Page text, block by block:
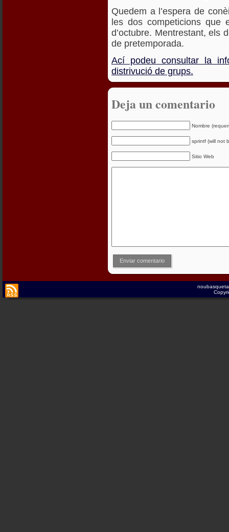
Quedem a l’espera de
les dos competicions que
d’octubre. Mentrestant, els
de pretemporada.
Ací podeu consultar la
distrivució de grups.
Deja un comentario
Nombre
sprintf (will not
Sitio Web
Enviar comentario